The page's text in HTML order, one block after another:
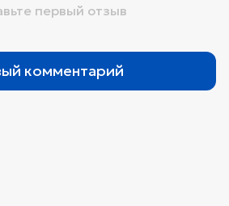
первый отзыв
комментарий